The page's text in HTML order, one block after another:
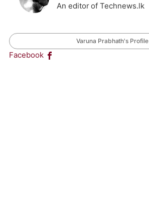
An editor of Technews.lk
Varuna Prabhath's Profile
Facebook